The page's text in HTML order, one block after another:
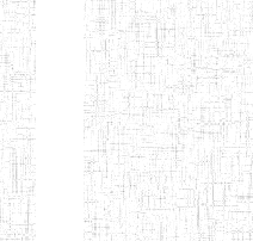
Afficher
BAKASSI
GTTC
MUNDEMBA